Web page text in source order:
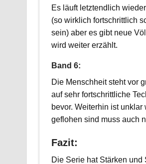
Es läuft letztendlich
(so wirklich fortschrittlich
sein) aber es gibt neue
wird weiter erzählt.
Band 6:
Die Menschheit steht vor
auf sehr fortschrittliche
bevor. Weiterhin ist
geflohen sind muss auch
Fazit:
Die Serie hat Stärken